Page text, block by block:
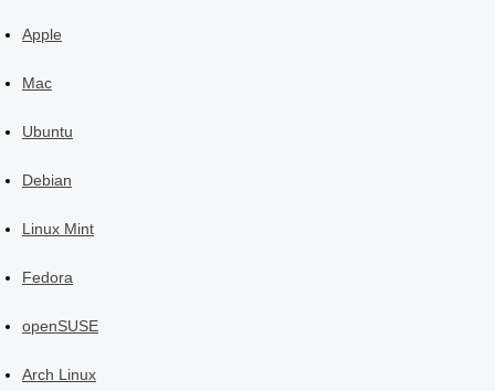
Apple
Mac
Ubuntu
Debian
Linux Mint
Fedora
openSUSE
Arch Linux